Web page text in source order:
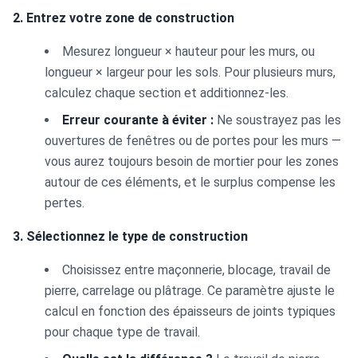
2. Entrez votre zone de construction
Mesurez longueur × hauteur pour les murs, ou
longueur × largeur pour les sols. Pour plusieurs murs,
calculez chaque section et additionnez-les.
Erreur courante à éviter : Ne soustrayez pas les
ouvertures de fenêtres ou de portes pour les murs —
vous aurez toujours besoin de mortier pour les zones
autour de ces éléments, et le surplus compense les
pertes.
3. Sélectionnez le type de construction
Choisissez entre maçonnerie, blocage, travail de
pierre, carrelage ou plâtrage. Ce paramètre ajuste le
calcul en fonction des épaisseurs de joints typiques
pour chaque type de travail.